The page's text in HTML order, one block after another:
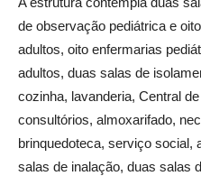
de observação pediátrica e
adultos, oito enfermarias
adultos, duas salas de
cozinha, lavanderia, Central
consultórios, almoxarifado,
brinquedoteca, serviço social,
salas de inalação, duas salas